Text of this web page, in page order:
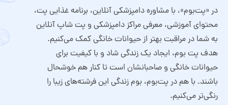
در «پت‌بوم»، با مشاوره دامپزشکی آنلاین، برنامه غذایی پت،
محتوای آموزشی، معرفی مراکز دامپزشکی و پت شاپ آنلاین
به شما در مراقبت بهتر از حیوانات خانگی کمک می‌کنیم.
هدف پت بوم، ایجاد یک زندگی شاد و با کیفیت برای
حیوانات خانگی و صاحبانشان است تا کنار هم خوشحال
باشند. با هم در پت‌بوم، بوم زندگی این فرشته‌های زیبا را
رنگی‌تر می‌کنیم.